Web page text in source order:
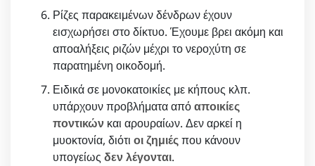
Ρίζες παρακειμένων δένδρων έχουν
εισχωρήσει στο δίκτυο. Έχουμε βρει ακόμη και
αποαλήξεις ριζών μέχρι το νεροχύτη σε
παρατημένη οικοδομή.
Ειδικά σε μονοκατοικίες με κήπους κλπ.
υπάρχουν προβλήματα απόαποικίες
ποντικών και αρουραίων. Δεν αρκεί η
μυοκτονία, διότι οι ζημιέςπου κάνουν
υπογείως δεν λέγονται.